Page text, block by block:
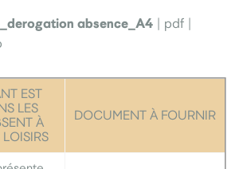
absence_A4
| pdf |
EST
LES
À
LOISIRS
DOCUMENT À FOURNIR